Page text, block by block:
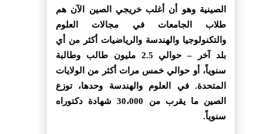
الصينية وهو أن أغلب خريجي الصين الآن هم
طلاب الجامعات في مجالات العلوم
والتكنولوجيا والهندسة والرياضيات أكثر من أي
بلد آخر – حوالي 2.5 مليون طالب وطالبة
سنوياً، أو حوالي خمس مرات أكثر من الولايات
المتحدة. في العلوم والهندسة وحدها، توزع
الصين ما يقرب من 30،000 شهادة دكتوراه
سنوياً.